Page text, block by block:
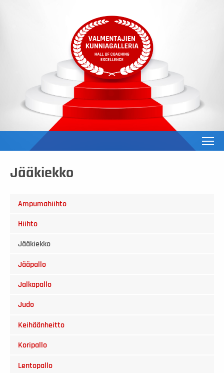
Jääkiekko
Ampumahiihto
Hiihto
Jääkiekko
Jääpallo
Jalkapallo
Judo
Keihäänheitto
Koripallo
Lentopallo